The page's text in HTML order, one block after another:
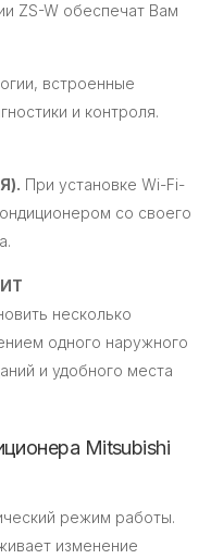
ZS-W обеспечат Вам
встроенные
и контроля.
При установке Wi-Fi-
со своего
несколько
одного наружного
и удобного места
Mitsubishi
режим работы.
изменение